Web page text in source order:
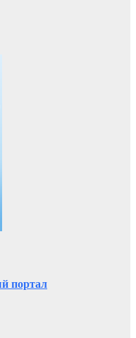
портал